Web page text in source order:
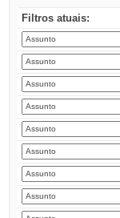
Filtros atuais: